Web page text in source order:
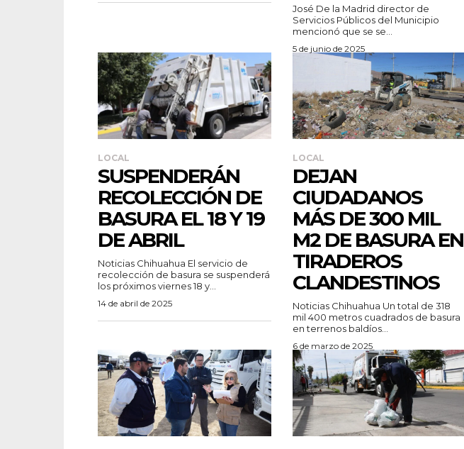
José De la Madrid director de
Servicios Públicos del Municipio
mencionó que se se...
5 de junio de 2025
LOCAL
SUSPENDERÁN
RECOLECCIÓN DE
BASURA EL 18 Y 19
DE ABRIL
Noticias Chihuahua El servicio de
recolección de basura se suspenderá
los próximos viernes 18 y...
14 de abril de 2025
LOCAL
DEJAN
CIUDADANOS
MÁS DE 300 MIL
M2 DE BASURA EN
TIRADEROS
CLANDESTINOS
Noticias Chihuahua Un total de 318
mil 400 metros cuadrados de basura
en terrenos baldíos...
6 de marzo de 2025